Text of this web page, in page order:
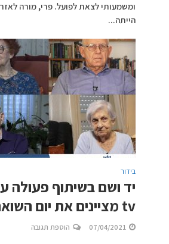
ומשמעותי לצאת לפועל. פרי, מורה
הייתה...
בידור
יד ושם בשיתוף פעולה
tv מציינים את יום השואה
07/04/2021 הוספת תגובה